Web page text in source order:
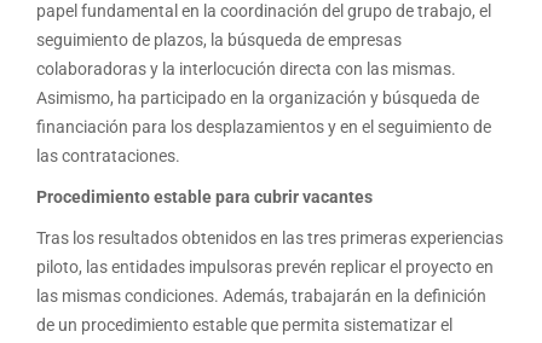
papel fundamental en la coordinación del grupo de trabajo, el
seguimiento de plazos, la búsqueda de empresas
colaboradoras y la interlocución directa con las mismas.
Asimismo, ha participado en la organización y búsqueda de
financiación para los desplazamientos y en el seguimiento de
las contrataciones.
Procedimiento estable para cubrir vacantes
Tras los resultados obtenidos en las tres primeras experiencias
piloto, las entidades impulsoras prevén replicar el proyecto en
las mismas condiciones. Además, trabajarán en la definición
de un procedimiento estable que permita sistematizar el